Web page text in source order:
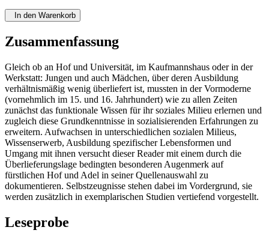
In den Warenkorb
Zusammenfassung
Gleich ob an Hof und Universität, im Kaufmannshaus oder in der
Werkstatt: Jungen und auch Mädchen, über deren Ausbildung
verhältnismäßig wenig überliefert ist, mussten in der Vormoderne
(vornehmlich im 15. und 16. Jahrhundert) wie zu allen Zeiten
zunächst das funktionale Wissen für ihr soziales Milieu erlernen und
zugleich diese Grundkenntnisse in sozialisierenden Erfahrungen zu
erweitern. Aufwachsen in unterschiedlichen sozialen Milieus,
Wissenserwerb, Ausbildung spezifischer Lebensformen und
Umgang mit ihnen versucht dieser Reader mit einem durch die
Überlieferungslage bedingten besonderen Augenmerk auf
fürstlichen Hof und Adel in seiner Quellenauswahl zu
dokumentieren. Selbstzeugnisse stehen dabei im Vordergrund, sie
werden zusätzlich in exemplarischen Studien vertiefend vorgestellt.
Leseprobe